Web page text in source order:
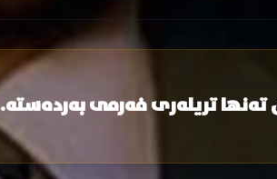
تریلەری فەرمی بەردەستە.